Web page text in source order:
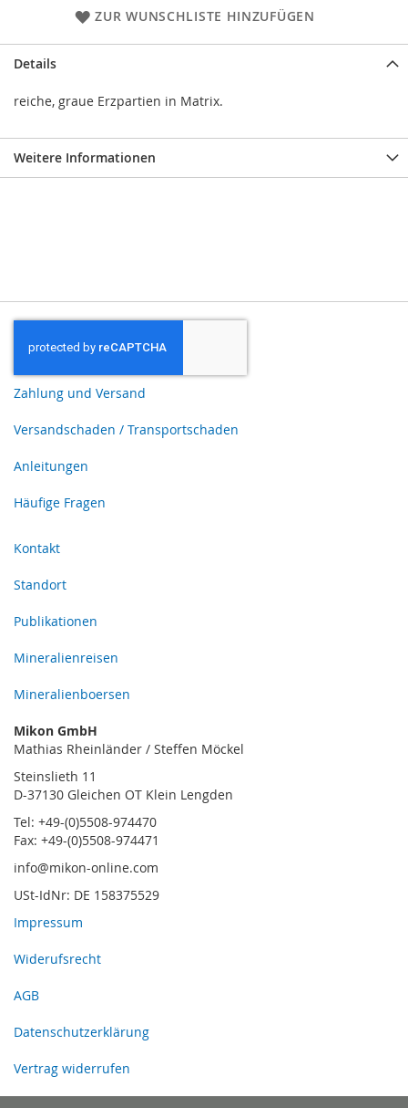
ZUR WUNSCHLISTE HINZUFÜGEN
Details
reiche, graue Erzpartien in Matrix.
Weitere Informationen
Zahlung und Versand
Versandschaden / Transportschaden
Anleitungen
Häufige Fragen
Kontakt
Standort
Publikationen
Mineralienreisen
Mineralienboersen
Mikon GmbH
Mathias Rheinländer / Steffen Möckel
Steinslieth 11
D-37130 Gleichen OT Klein Lengden
Tel: +49-(0)5508-974470
Fax: +49-(0)5508-974471
info@mikon-online.com
USt-IdNr: DE 158375529
Impressum
Widerufsrecht
AGB
Datenschutzerklärung
Vertrag widerrufen